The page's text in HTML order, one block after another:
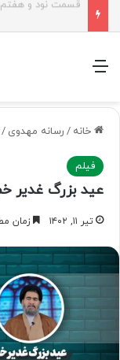
منو
خانه / رسانه مهدوی /
فیلم
عید بزرگ غدیر
تیر ۱۱, ۱۴۰۲ زمان